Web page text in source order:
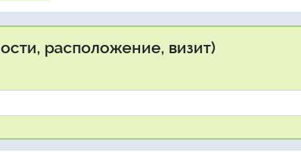
расположение, визит)